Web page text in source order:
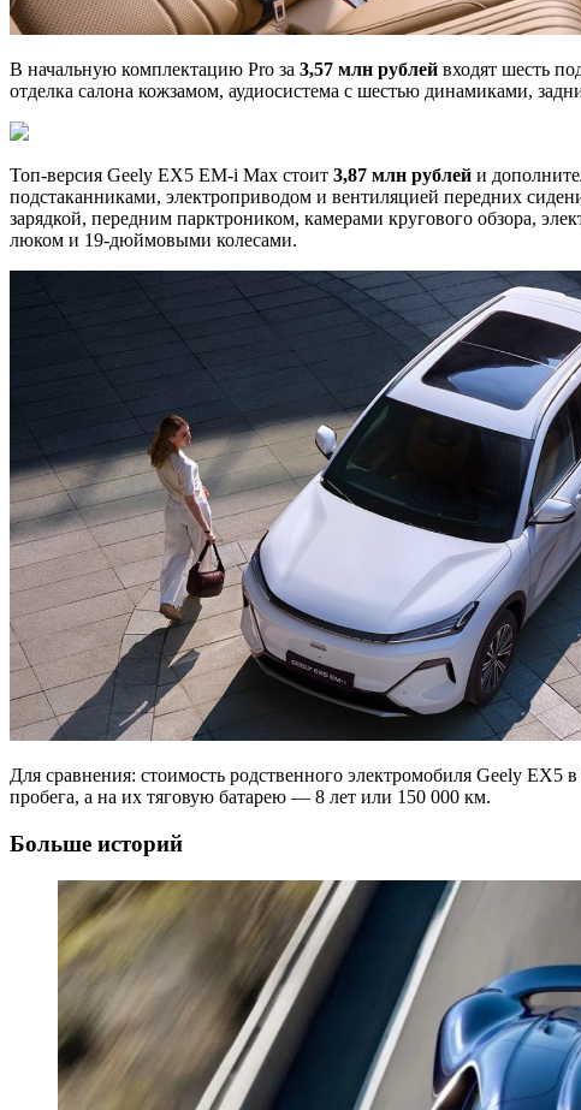
В начальную комплектацию Pro за 3,57 млн рублей входят шесть
отделка салона кожзамом, аудиосистема с шестью динамиками,
Топ-версия Geely EX5 EM-i Max стоит 3,87 млн рублей и
подстаканниками, электроприводом и вентиляцией передних
зарядкой, передним парктроником, камерами кругового обзора,
люком и 19-дюймовыми колесами.
Для сравнения: стоимость родственного электромобиля Geely
пробега, а на их тяговую батарею — 8 лет или 150 000 км.
Больше историй